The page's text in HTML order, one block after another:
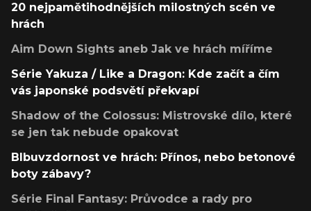
20 nejpamětihodnějších milostných scén ve
hrách
Aim Down Sights aneb Jak ve hrách míříme
Série Yakuza / Like a Dragon: Kde začít a čím
vás japonské podsvětí překvapí
Shadow of the Colossus: Mistrovské dílo, které
se jen tak nebude opakovat
Blbuvzdornost ve hrách: Přínos, nebo betonové
boty zábavy?
Série Final Fantasy: Průvodce a rady pro